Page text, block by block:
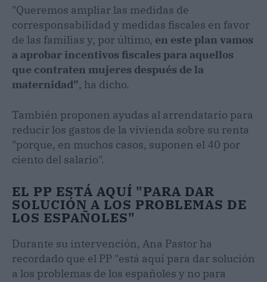
"Queremos ampliar las medidas de
corresponsabilidad y medidas fiscales en favor
de las familias y, por último, en este plan vamos
a aprobar incentivos fiscales para aquellos
que contraten mujeres después de la
maternidad", ha dicho.
También proponen ayudas al arrendatario para
reducir los gastos de la vivienda sobre su renta
"porque, en muchos casos, suponen el 40 por
ciento del salario".
EL PP ESTÁ AQUÍ "PARA DAR
SOLUCIÓN A LOS PROBLEMAS DE
LOS ESPAÑOLES"
Durante su intervención, Ana Pastor ha
recordado que el PP "está aquí para dar solución
a los problemas de los españoles y no para